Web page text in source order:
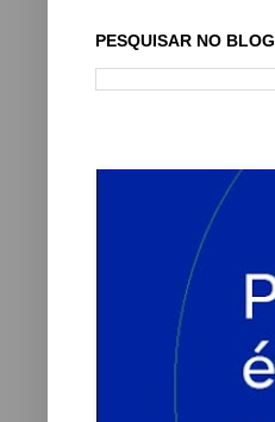
PESQUISAR NO BLOG